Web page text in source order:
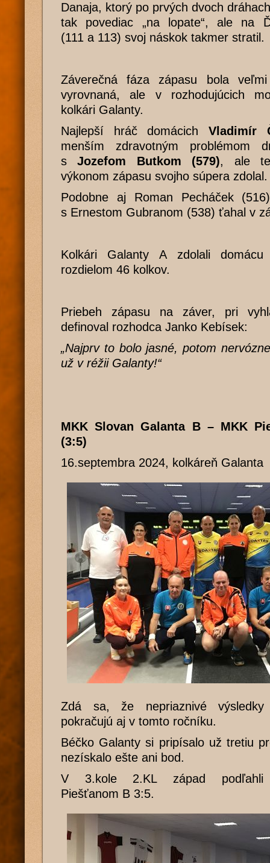
Danaja, ktorý po prvých dvoch
tak povediac „na lopate“, ale na
(111 a 113) svoj náskok takmer stratil.
Záverečná fáza zápasu bola
vyrovnaná, ale v rozhodujúcich
kolkári Galanty.
Najlepší hráč domácich Vladimír
menším zdravotným problémom
sJozefom Butkom (579), ale
výkonom zápasu svojho súpera zdolal.
Podobne aj Roman Pecháček
s Ernestom Gubranom (538) ťahal v
Kolkári Galanty A zdolali
rozdielom 46 kolkov.
Priebeh zápasu na záver, pri
definoval rozhodca Janko Kebísek:
„Najprv to bolo jasné, potom
už v réžii Galanty!“
MKK Slovan Galanta B – MKK
(3:5)
16.septembra 2024, kolkáreň Galanta
Zdá sa, že nepriaznivé výsledky
pokračujú aj v tomto ročníku.
Béčko Galanty si pripísalo už tretiu
nezískalo ešte ani bod.
V 3.kole 2.KL západ
Piešťanom B 3:5.